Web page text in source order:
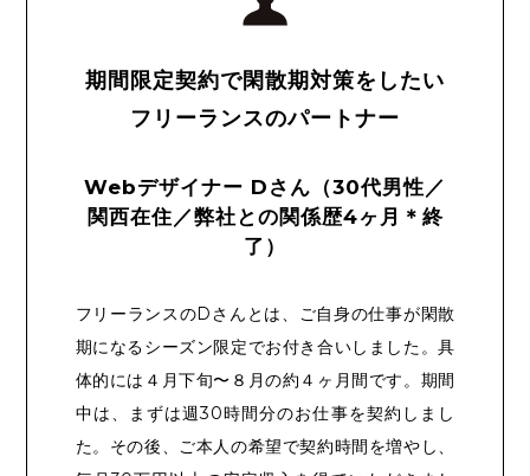
期間限定契約で閑散期対策をしたい
フリーランスのパートナー
Webデザイナー Dさん（30代男性／
関西在住／弊社との関係歴4ヶ月＊終
了）
フリーランスのDさんとは、ご自身の仕事が閑散
期になるシーズン限定でお付き合いしました。具
体的には４月下旬〜８月の約４ヶ月間です。期間
中は、まずは週30時間分のお仕事を契約しまし
た。その後、ご本人の希望で契約時間を増やし、